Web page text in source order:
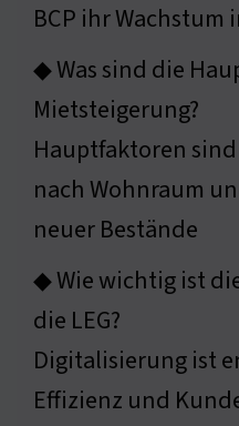
BCP ihr Wachstum
◆ Was sind die
Mietsteigerung?
Hauptfaktoren
nach Wohnraum
neuer Bestände
◆ Wie wichtig ist
die LEG?
Digitalisierung ist
Effizienz und